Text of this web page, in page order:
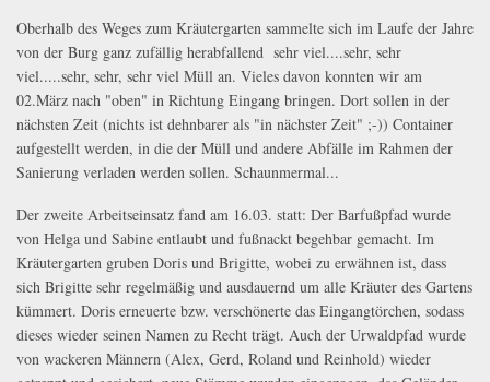
Oberhalb des Weges zum Kräutergarten sammelte sich im Laufe der Jahre
von der Burg ganz zufällig herabfallend sehr viel....sehr, sehr
viel.....sehr, sehr, sehr viel Müll an. Vieles davon konnten wir am
02.März nach "oben" in Richtung Eingang bringen. Dort sollen in der
nächsten Zeit (nichts ist dehnbarer als "in nächster Zeit" ;-)) Container
aufgestellt werden, in die der Müll und andere Abfälle im Rahmen der
Sanierung verladen werden sollen. Schaunmermal...
Der zweite Arbeitseinsatz fand am 16.03. statt: Der Barfußpfad wurde
von Helga und Sabine entlaubt und fußnackt begehbar gemacht. Im
Kräutergarten gruben Doris und Brigitte, wobei zu erwähnen ist, dass
sich Brigitte sehr regelmäßig und ausdauernd um alle Kräuter des Gartens
kümmert. Doris erneuerte bzw. verschönerte das Eingangtörchen, sodass
dieses wieder seinen Namen zu Recht trägt. Auch der Urwaldpfad wurde
von wackeren Männern (Alex, Gerd, Roland und Reinhold) wieder